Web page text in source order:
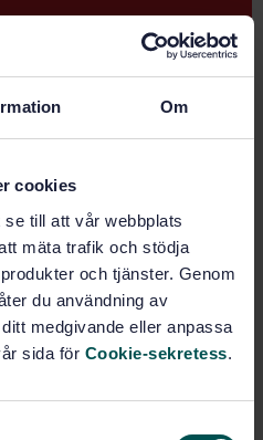
Om
cookies
till att vår webbplats
mäta trafik och stödja
och tjänster. Genom
du användning av
medgivande eller anpassa
sida för Cookie-sekretess.
15930-9:2020
digital data
partial exchange of
2.0 (ISO 15930-9:2020,
standards - Read more
Price:1 250 SEK